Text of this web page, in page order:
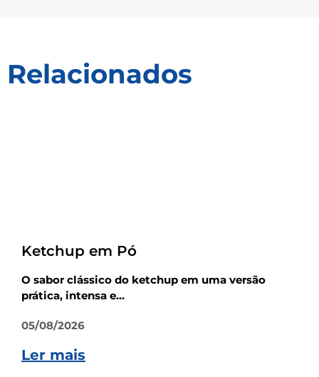
Relacionados
Ketchup em Pó
O sabor clássico do ketchup em uma versão
prática, intensa e...
05/08/2026
Ler mais